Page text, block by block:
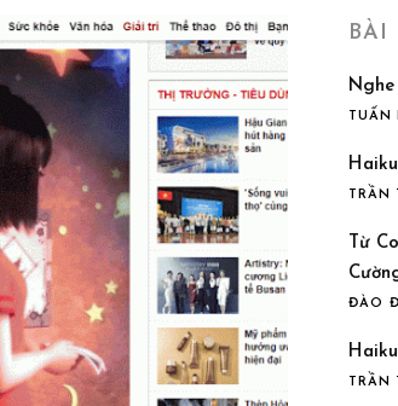
BÀI
TUẤN
TRẦN
Từ
ĐÀO
TRẦN